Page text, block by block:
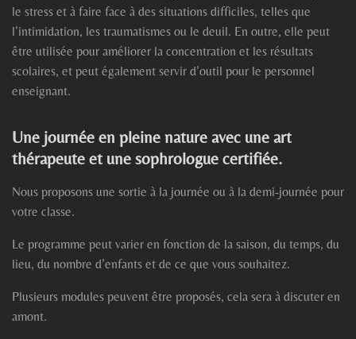
le stress et à faire face à des situations difficiles, telles que
l’intimidation, les traumatismes ou le deuil. En outre, elle peut
être utilisée pour améliorer la concentration et les résultats
scolaires, et peut également servir d’outil pour le personnel
enseignant.
Une journée en pleine nature avec une art
thérapeute et une sophrologue certifiée.
Nous proposons une sortie à la journée ou à la demi-journée pour
votre classe.
Le programme peut varier en fonction de la saison, du temps, du
lieu, du nombre d’enfants et de ce que vous souhaitez.
Plusieurs modules peuvent être proposés, cela sera à discuter en
amont.